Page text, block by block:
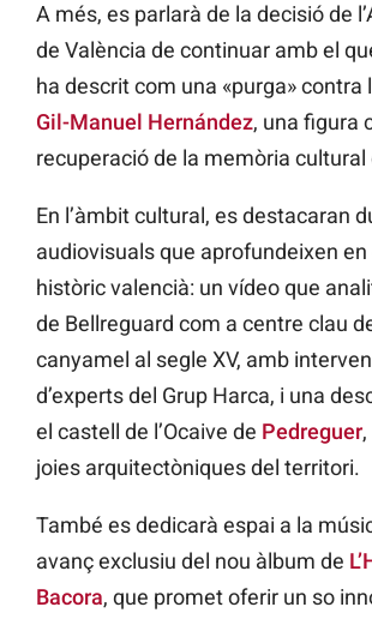
A més, es parlarà de la decisió de
de València de continuar amb el
ha descrit com una «purga» contra
Gil-Manuel Hernández, una figura
recuperació de la memòria cultural
En l’àmbit cultural, es destacaran
audiovisuals que aprofundeixen
històric valencià: un vídeo que
de Bellreguard com a centre clau
canyamel al segle XV, amb
d’experts del Grup Harca, i una
el castell de l’Ocaive de Pedreguer
joies arquitectòniques del territori.
També es dedicarà espai a la
avanç exclusiu del nou àlbum de
Bacora, que promet oferir un so